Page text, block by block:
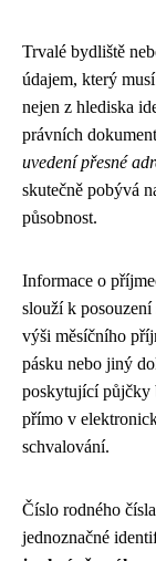
Trvalé bydliště
údajem, který
nejen z hlediska
právních
uvedení přesné
skutečně pobývá
působnost.
Informace o
slouží k posouzení
výši měsíčního
pásku nebo jiný
poskytující půjčky
přímo v
schvalování.
Číslo rodného
jednoznačné